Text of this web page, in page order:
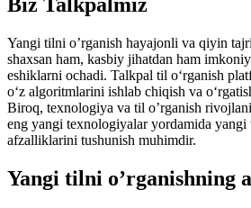
Biz Talkpalmiz
Yangi tilni o’rganish hayajonli va qiyin
shaxsan ham, kasbiy jihatdan ham
eshiklarni ochadi. Talkpal til oʻrganish
oʻz algoritmlarini ishlab chiqish va
Biroq, texnologiya va til o’rganish
eng yangi texnologiyalar yordamida yangi
afzalliklarini tushunish muhimdir.
Yangi tilni o’rganishning